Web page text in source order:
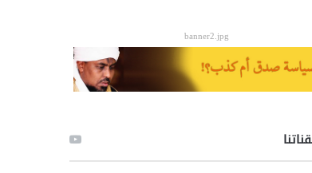
banner2.jpg